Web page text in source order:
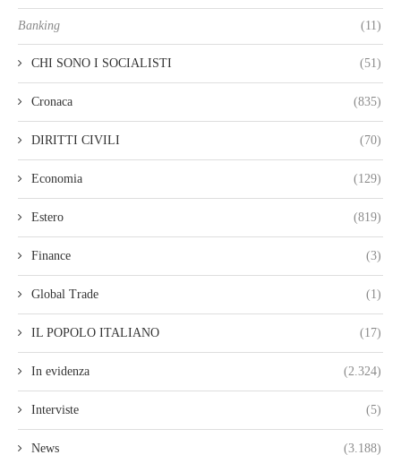
Banking (11)
CHI SONO I SOCIALISTI (51)
Cronaca (835)
DIRITTI CIVILI (70)
Economia (129)
Estero (819)
Finance (3)
Global Trade (1)
IL POPOLO ITALIANO (17)
In evidenza (2.324)
Interviste (5)
News (3.188)